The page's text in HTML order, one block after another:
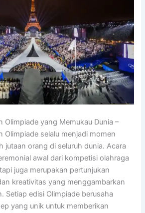
Olimpiade yang Memukau Dunia –
Olimpiade selalu menjadi momen
jutaan orang di seluruh dunia. Acara
awal dari kompetisi olahraga
juga merupakan pertunjukan
kreativitas yang menggambarkan
Setiap edisi Olimpiade berusaha
yang unik untuk memberikan